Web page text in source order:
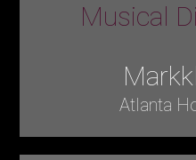
Musical
Atlanta